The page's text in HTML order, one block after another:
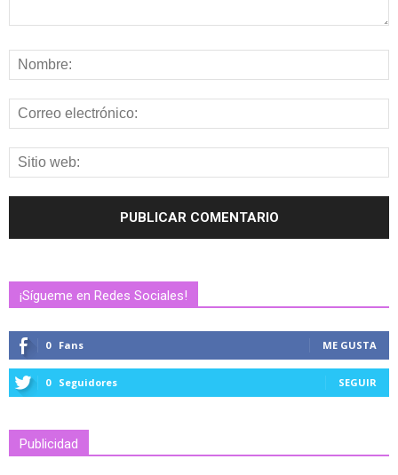
¡Sígueme en Redes Sociales!
0 Fans ME GUSTA
0 Seguidores SEGUIR
Publicidad